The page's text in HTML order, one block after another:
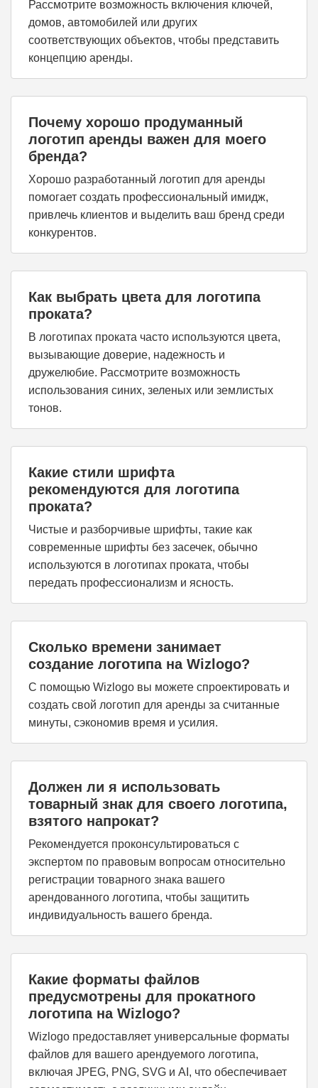
Рассмотрите возможность включения ключей,
домов, автомобилей или других
соответствующих объектов, чтобы представить
концепцию аренды.
Почему хорошо продуманный
логотип аренды важен для моего
бренда?
Хорошо разработанный логотип для аренды
помогает создать профессиональный имидж,
привлечь клиентов и выделить ваш бренд среди
конкурентов.
Как выбрать цвета для логотипа
проката?
В логотипах проката часто используются цвета,
вызывающие доверие, надежность и
дружелюбие. Рассмотрите возможность
использования синих, зеленых или землистых
тонов.
Какие стили шрифта
рекомендуются для логотипа
проката?
Чистые и разборчивые шрифты, такие как
современные шрифты без засечек, обычно
используются в логотипах проката, чтобы
передать профессионализм и ясность.
Сколько времени занимает
создание логотипа на Wizlogo?
С помощью Wizlogo вы можете спроектировать и
создать свой логотип для аренды за считанные
минуты, сэкономив время и усилия.
Должен ли я использовать
товарный знак для своего логотипа,
взятого напрокат?
Рекомендуется проконсультироваться с
экспертом по правовым вопросам относительно
регистрации товарного знака вашего
арендованного логотипа, чтобы защитить
индивидуальность вашего бренда.
Какие форматы файлов
предусмотрены для прокатного
логотипа на Wizlogo?
Wizlogo предоставляет универсальные форматы
файлов для вашего арендуемого логотипа,
включая JPEG, PNG, SVG и AI, что обеспечивает